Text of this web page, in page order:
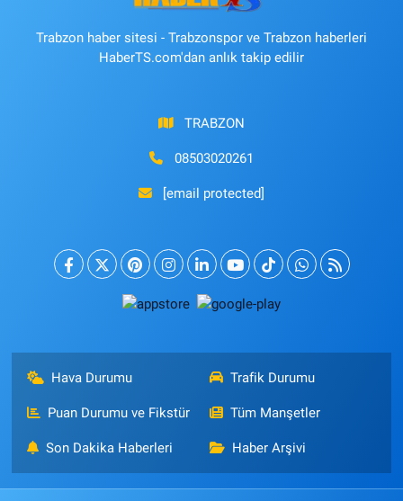
Trabzon haber sitesi - Trabzonspor ve Trabzon haberleri
HaberTS.com'dan anlık takip edilir
TRABZON
08503020261
[email protected]
Hava Durumu Trafik Durumu
Puan Durumu ve Fikstür Tüm Manşetler
Son Dakika Haberleri Haber Arşivi